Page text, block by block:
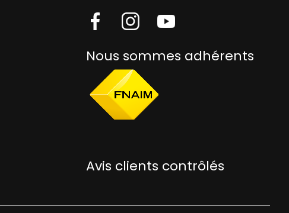
Nous sommes adhérents
Avis clients contrôlés